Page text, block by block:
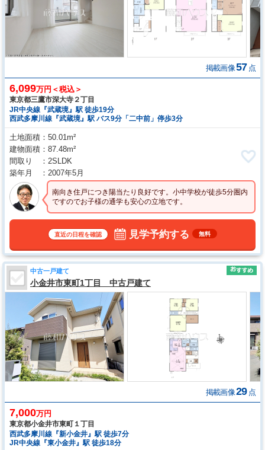
掲載画像57 点
6,099万円＜税込＞
東京都三鷹市深大寺２丁目
JR中央線『武蔵境』駅 徒歩19分
西武多摩川線『武蔵境』駅 バス9分「二中前」停歩3分
土地面積
50.01m²
建物面積
87.48m²
間取り
2SLDK
築年月
2007年5月
南向き住戸につき陽当たり良好です。小中学校が徒歩5分圏内
ですのでお子様の通学も安心の立地です。
直近の日程を確認 見学予約する 無料
中古一戸建て
小金井市東町1丁目 中古戸建て
掲載画像29 点
7,000万円
東京都小金井市東町１丁目
西武多摩川線『新小金井』駅 徒歩7分
JR中央線『東小金井』駅 徒歩18分